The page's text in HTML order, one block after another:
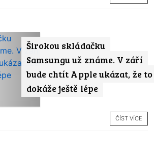
Širokou skládačku
Samsungu už známe. V září
bude chtít Apple ukázat, že to
dokáže ještě lépe
ČÍST VÍCE